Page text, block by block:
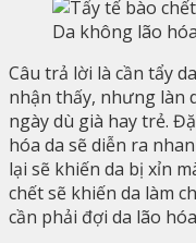
Da không lão
Câu trả lời là cần tẩy
nhận thấy, nhưng làn
ngày dù già hay trẻ.
hóa da sẽ diễn ra
lại sẽ khiến da bị xỉn
chết sẽ khiến da làm
cần phải đợi da lão